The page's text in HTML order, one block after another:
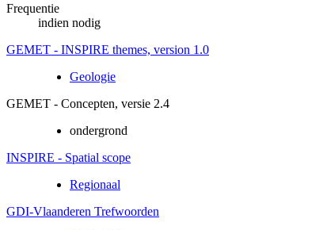
Frequentie
indien nodig
GEMET - INSPIRE themes, version 1.0
Geologie
GEMET - Concepten, versie 2.4
ondergrond
INSPIRE - Spatial scope
Regionaal
GDI-Vlaanderen Trefwoorden